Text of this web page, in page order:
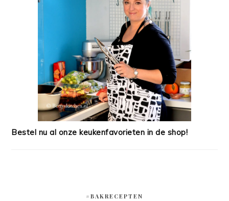
Bestel nu al onze keukenfavorieten in de shop!
#BAKRECEPTEN